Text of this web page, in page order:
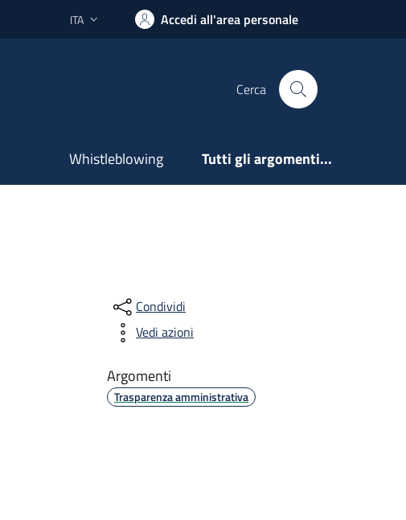
Lingua attiva:
ITA Accedi all'area personale
Cerca
Whistleblowing Tutti gli argomenti...
Condividi
Vedi azioni
Argomenti
Trasparenza amministrativa